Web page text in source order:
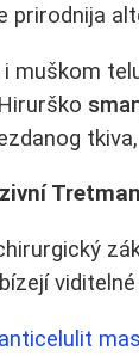
prirodnija
muškom
anticelulit